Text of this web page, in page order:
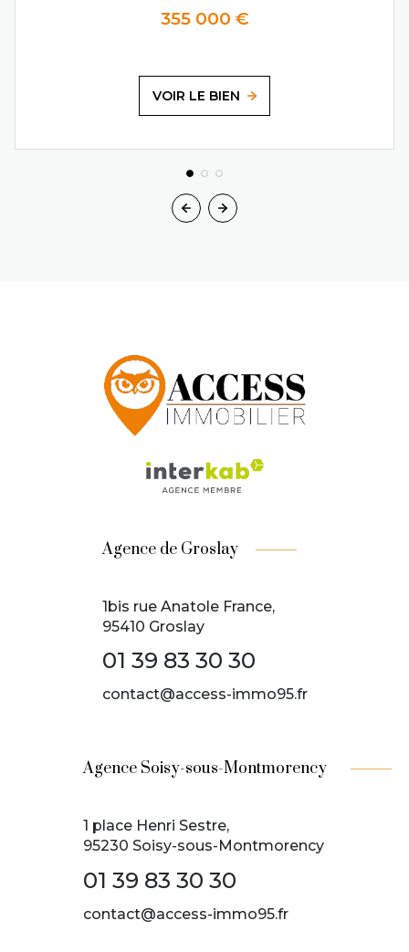
355 000 €
VOIR LE BIEN
Agence de Groslay
1bis rue Anatole France,
95410 Groslay
01 39 83 30 30
contact@access-immo95.fr
Agence Soisy-sous-Montmorency
1 place Henri Sestre,
95230 Soisy-sous-Montmorency
01 39 83 30 30
contact@access-immo95.fr